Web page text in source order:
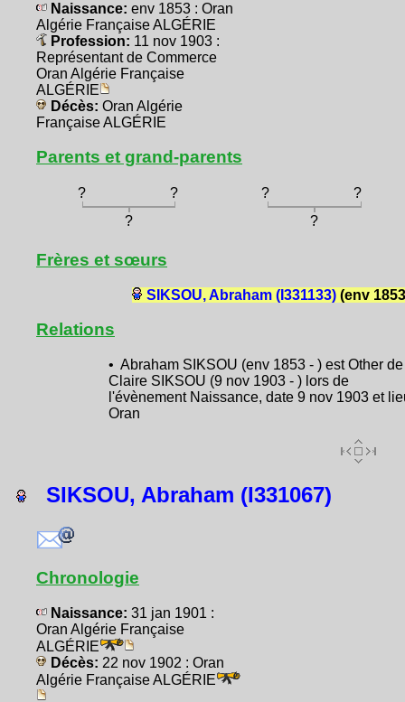
Naissance: env 1853 : Oran
Algérie Française ALGÉRIE
Profession: 11 nov 1903 :
Représentant de Commerce
Oran Algérie Française
ALGÉRIE
Décès: Oran Algérie
Française ALGÉRIE
Parents et grand-parents
? ? ?
?
?
?
Frères et sœurs
SIKSOU, Abraham (I331133)(env
Relations
• Abraham SIKSOU (env 1853 - ) est Other de
Claire SIKSOU (9 nov 1903 - ) lors de
l'évènement Naissance, date 9 nov 1903 et
Oran
SIKSOU, Abraham (I331067)
Chronologie
Naissance: 31 jan 1901 :
Oran Algérie Française
ALGÉRIE
Décès: 22 nov 1902 : Oran
Algérie Française ALGÉRIE